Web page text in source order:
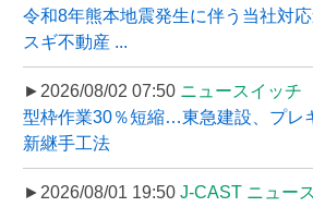
令和8年熊本地震発生に伴う当社対
スギ不動産 ...
►2026/08/02 07:50 ニュースイッチ
型枠作業30％短縮…東急建設、プレ
新継手工法
►2026/08/01 19:50 J-CAST ニュース